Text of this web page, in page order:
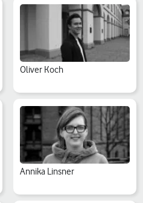
Oliver Koch
Annika Linsner